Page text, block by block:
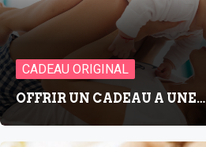
CADEAU ORIGINAL
OFFRIR UN CADEAU A UNE…